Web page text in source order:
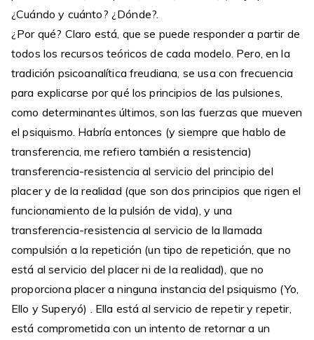
¿Cuándo y cuánto? ¿Dónde?.
¿Por qué? Claro está, que se puede responder a partir de
todos los recursos teóricos de cada modelo. Pero, en la
tradición psicoanalítica freudiana, se usa con frecuencia
para explicarse por qué los principios de las pulsiones,
como determinantes últimos, son las fuerzas que mueven
el psiquismo. Habría entonces (y siempre que hablo de
transferencia, me refiero también a resistencia)
transferencia-resistencia al servicio del principio del
placer y de la realidad (que son dos principios que rigen el
funcionamiento de la pulsión de vida), y una
transferencia-resistencia al servicio de la llamada
compulsión a la repetición (un tipo de repetición, que no
está al servicio del placer ni de la realidad), que no
proporciona placer a ninguna instancia del psiquismo (Yo,
Ello y Superyó) . Ella está al servicio de repetir y repetir,
está comprometida con un intento de retornar a un